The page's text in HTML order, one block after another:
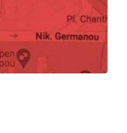
Βάζο Aerie CG562